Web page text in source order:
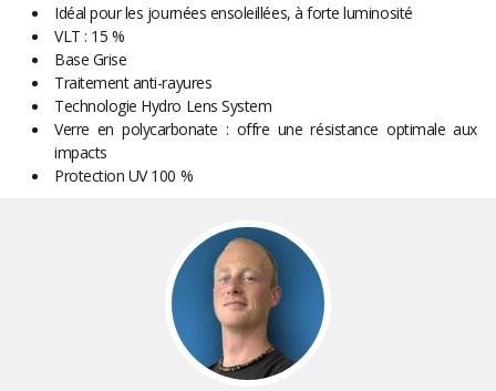
Idéal pour les journées ensoleillées, à forte luminosité
VLT : 15 %
Base Grise
Traitement anti-rayures
Technologie Hydro Lens System
Verre en polycarbonate : offre une résistance optimale aux
impacts
Protection UV 100 %